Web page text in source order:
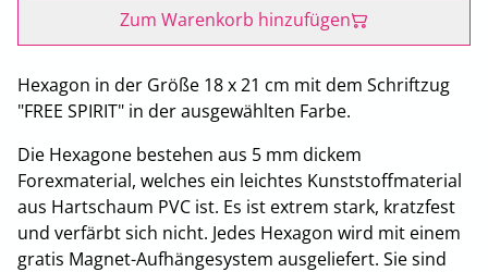
Zum Warenkorb hinzufügen
Hexagon in der Größe 18 x 21 cm mit dem Schriftzug
"FREE SPIRIT" in der ausgewählten Farbe.
Die Hexagone bestehen aus 5 mm dickem
Forexmaterial, welches ein leichtes Kunststoffmaterial
aus Hartschaum PVC ist. Es ist extrem stark, kratzfest
und verfärbt sich nicht. Jedes Hexagon wird mit einem
gratis Magnet-Aufhängesystem ausgeliefert. Sie sind